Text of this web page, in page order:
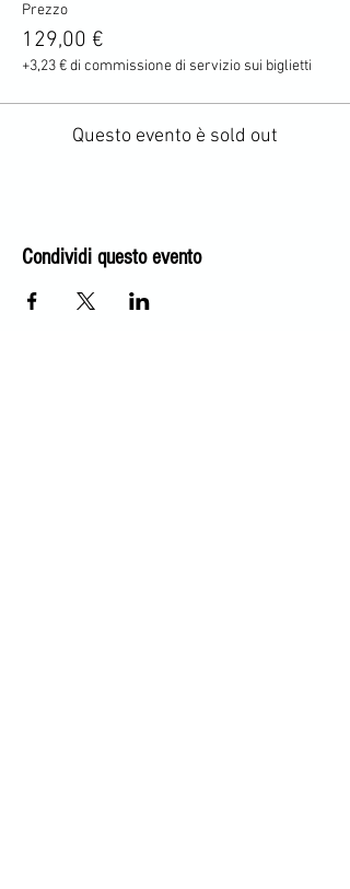
Prezzo
129,00 €
+3,23 € di commissione di servizio sui biglietti
Questo evento è sold out
Condividi questo evento